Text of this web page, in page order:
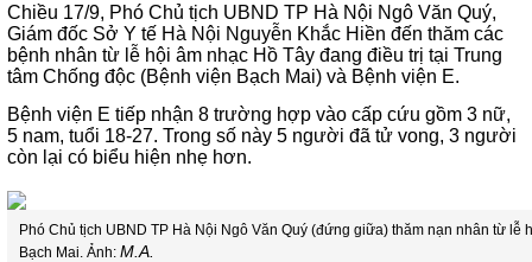
Chiều 17/9, Phó Chủ tịch UBND TP Hà Nội Ngô Văn Quý,
Giám đốc Sở Y tế Hà Nội Nguyễn Khắc Hiền đến thăm các
bệnh nhân từ lễ hội âm nhạc Hồ Tây đang điều trị tại Trung
tâm Chống độc (Bệnh viện Bạch Mai) và Bệnh viện E.
Bệnh viện E tiếp nhận 8 trường hợp vào cấp cứu gồm 3 nữ,
5 nam, tuổi 18-27. Trong số này 5 người đã tử vong, 3 người
còn lại có biểu hiện nhẹ hơn.
Phó Chủ tịch UBND TP Hà Nội Ngô Văn Quý (đứng giữa) thăm nạn nhân từ lễ
Bạch Mai. Ảnh: M.A.